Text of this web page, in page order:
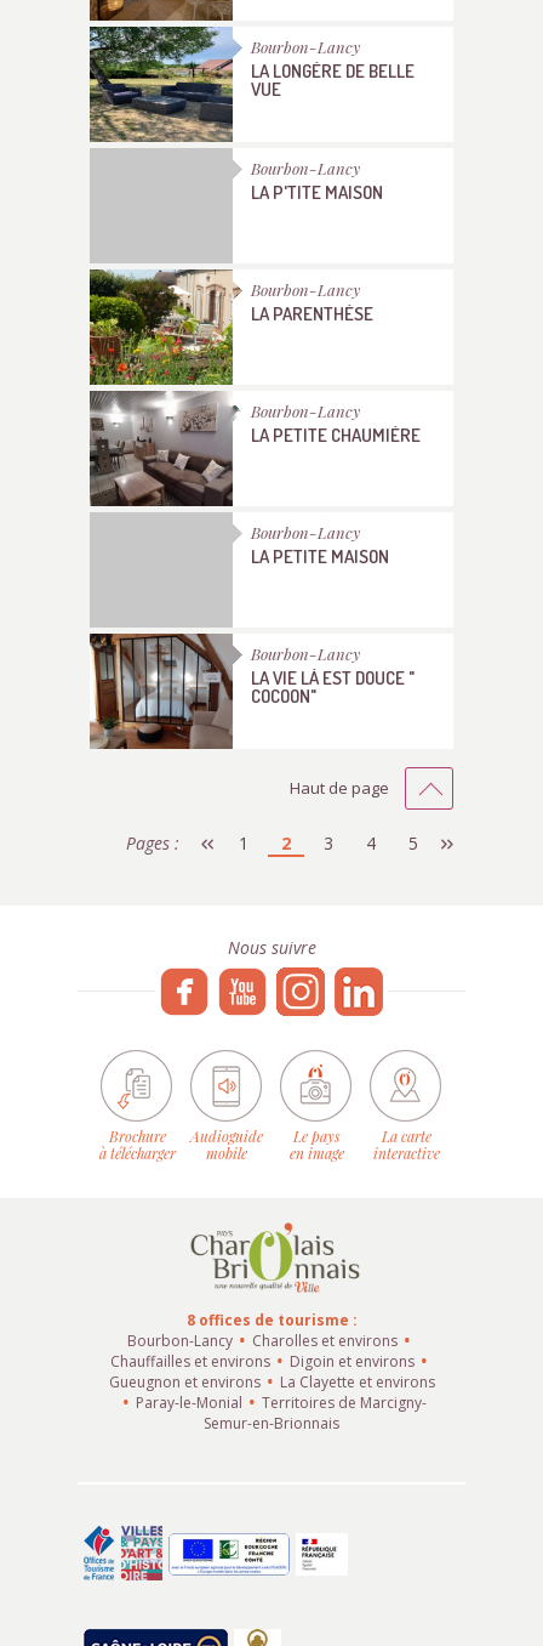
Bourbon-Lancy
LA LONGÈRE DE BELLE
VUE
Bourbon-Lancy
LA P'TITE MAISON
Bourbon-Lancy
LA PARENTHÈSE
Bourbon-Lancy
LA PETITE CHAUMIÈRE
Bourbon-Lancy
LA PETITE MAISON
Bourbon-Lancy
LA VIE LÀ EST DOUCE "
COCOON"
Haut de page
Pages : 1 2 3 4 5
Nous suivre
Brochure
à télécharger
Audioguide
mobile
Le pays
en image
La carte
interactive
8 offices de tourisme :
Bourbon-Lancy
Charolles et environs
Chauffailles et environs
Digoin et environs
Gueugnon et environs
La Clayette et environs
Paray-le-Monial
Territoires de Marcigny-
Semur-en-Brionnais